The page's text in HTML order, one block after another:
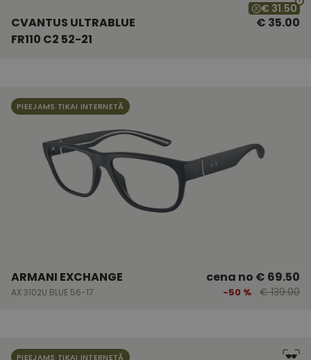
CVANTUS ULTRABLUE
FR110 C2 52-21
€ 31.50
€ 35.00
PIEEJAMS TIKAI INTERNETĀ
ARMANI EXCHANGE
AX 3102U BLUE 56-17
cena no € 69.50
-50 % € 139.00
PIEEJAMS TIKAI INTERNETĀ